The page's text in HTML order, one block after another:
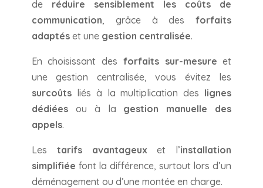
de réduire sensiblement les coûts de
communication, grâce à desforfaits
adaptéset une gestion centralisée.
En choisissant des forfaits sur-mesure et
une gestion centralisée, vous évitez les
surcoûtsliés à la multiplication des lignes
dédiéesou à la gestion manuelle des
appels.
Les tarifs avantageux et l’installation
simplifiée font la différence, surtout lors d’un
déménagement ou d’une montée en charge.